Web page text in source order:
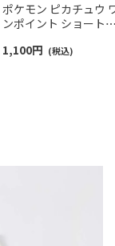
ポケモン ピカチュウ
ンポイント ショート
ディース 03307015
1,100円 (税込)